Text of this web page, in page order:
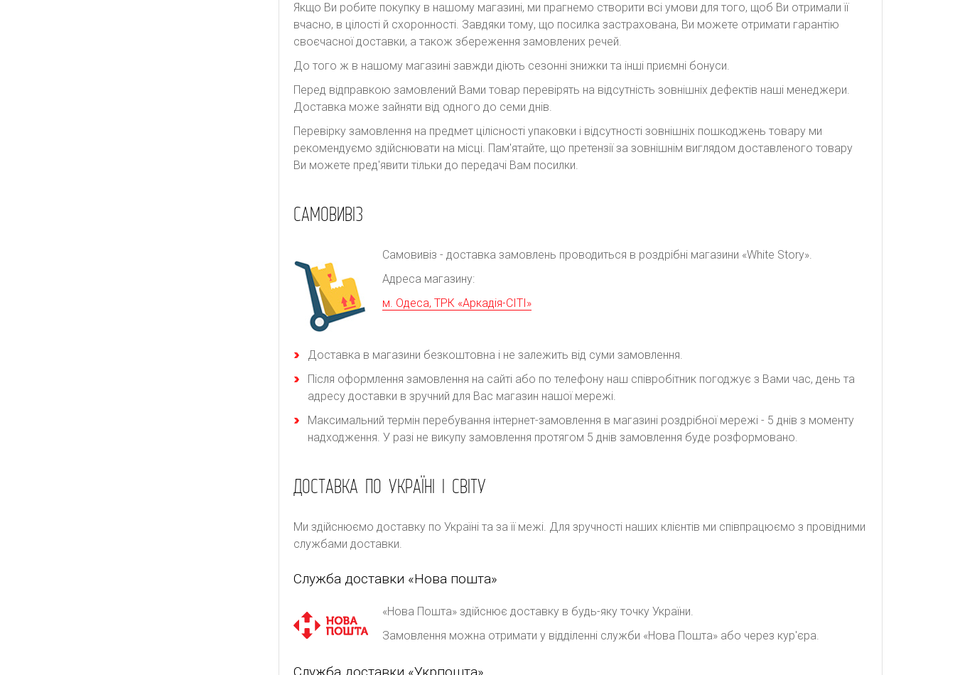
Якщо Ви робите покупку в нашому магазині, ми прагнемо створити всі умови для того, щоб Ви отримали її
вчасно, в цілості й схоронності. Завдяки тому, що посилка застрахована, Ви можете отримати гарантію
своєчасної доставки, а також збереження замовлених речей.
До того ж в нашому магазині завжди діють сезонні знижки та інші приємні бонуси.
Перед відправкою замовлений Вами товар перевірять на відсутність зовнішніх дефектів наші менеджери.
Доставка може зайняти від одного до семи днів.
Перевірку замовлення на предмет цілісності упаковки і відсутності зовнішніх пошкоджень товару ми
рекомендуємо здійснювати на місці. Пам'ятайте, що претензії за зовнішнім виглядом доставленого товару
Ви можете пред'явити тільки до передачі Вам посилки.
САМОВИВІЗ
Самовивіз - доставка замовлень проводиться в роздрібні магазини «White Story».
Адреса магазину:
м. Одеса, ТРК «Аркадія-СІТІ»
Доставка в магазини безкоштовна і не залежить від суми замовлення.
Після оформлення замовлення на сайті або по телефону наш співробітник погоджує з Вами час, день та
адресу доставки в зручний для Вас магазин нашої мережі.
Максимальний термін перебування інтернет-замовлення в магазині роздрібної мережі - 5 днів з моменту
надходження. У разі не викупу замовлення протягом 5 днів замовлення буде розформовано.
ДОСТАВКА ПО УКРАЇНІ І СВІТУ
Ми здійснюємо доставку по Україні та за її межі. Для зручності наших клієнтів ми співпрацюємо з провідними
службами доставки.
Служба доставки «Нова пошта»
«Нова Пошта» здійснює доставку в будь-яку точку України.
Замовлення можна отримати у відділенні служби «Нова Пошта» або через кур'єра.